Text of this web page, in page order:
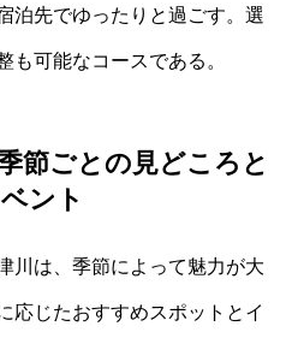
泊先でゆったりと過ごす。選
も可能なコースである。
節ごとの見どころと
ント
川は、季節によって魅力が大
応じたおすすめスポットとイ